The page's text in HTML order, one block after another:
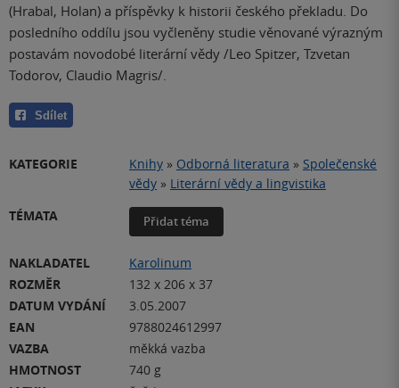
(Hrabal, Holan) a příspěvky k historii českého překladu. Do
posledního oddílu jsou vyčleněny studie věnované výrazným
postavám novodobé literární vědy /Leo Spitzer, Tzvetan
Todorov, Claudio Magris/.
Sdílet
KATEGORIE Knihy » Odborná literatura » Společenské
vědy » Literární vědy a lingvistika
TÉMATA
Přidat téma
NAKLADATEL
Karolinum
ROZMĚR
132 x 206 x 37
DATUM VYDÁNÍ
3.05.2007
EAN
9788024612997
VAZBA
měkká vazba
HMOTNOST
740 g